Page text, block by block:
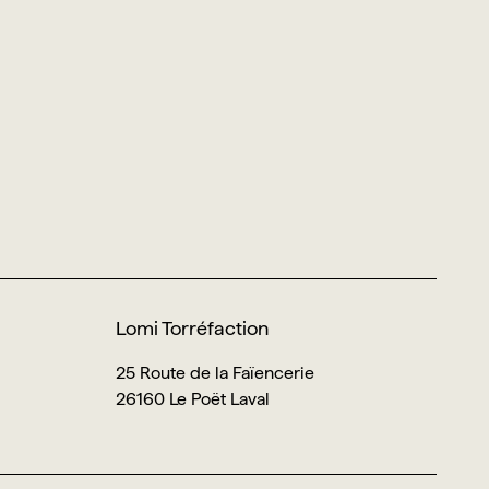
Lomi Torréfaction
25 Route de la Faïencerie
26160 Le Poët Laval